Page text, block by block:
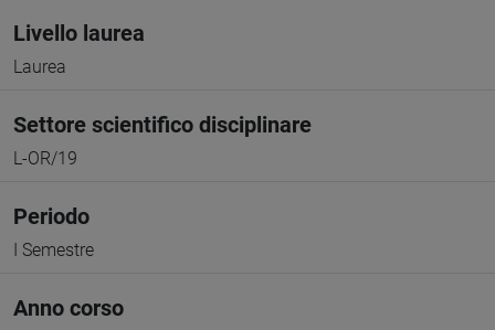
Livello laurea
Laurea
Settore scientifico disciplinare
L-OR/19
Periodo
I Semestre
Anno corso